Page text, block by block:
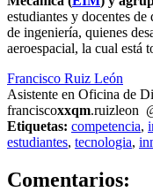
estudiantes y docentes
de ingeniería, quienes
aeroespacial, la cual está
Francisco Ruiz León
Asistente en Oficina de
franciscoxxqm.ruizleon
Etiquetas: competencia,
estudiantes, tecnologia,
Comentarios: